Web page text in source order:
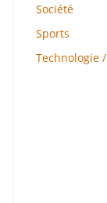
Société
Sports
Technologie